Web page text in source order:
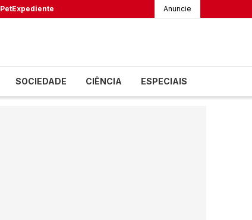
PetExpediente Anuncie
SOCIEDADE CIÊNCIA ESPECIAIS